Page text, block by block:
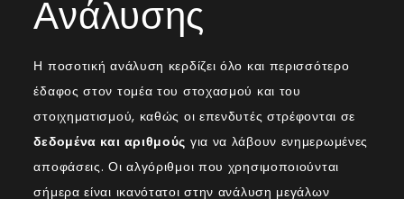
Ανάλυσης
Η ποσοτική ανάλυση κερδίζει όλο και περισσότερο
έδαφος στον τομέα του στοχασμού και του
στοιχηματισμού, καθώς οι επενδυτές στρέφονται σε
δεδομένα και αριθμούς για να λάβουν ενημερωμένες
αποφάσεις. Οι αλγόριθμοι που χρησιμοποιούνται
σήμερα είναι ικανότατοι στην ανάλυση μεγάλων